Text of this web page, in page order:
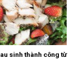
sinh thành công từ